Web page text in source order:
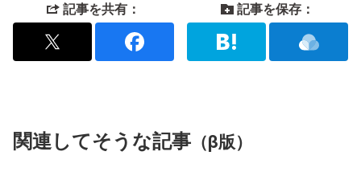
記事を共有： 記事を保存：
関連してそうな記事 （β版）